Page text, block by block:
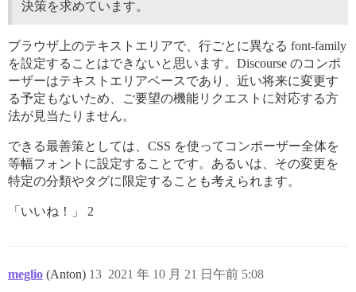
決策を求めています。
ブラウザ上のテキストエリアで、行ごとに異なる font-family
を設定することはできないと思います。Discourse のコンポ
ーザーはテキストエリアベースであり、近い将来に変更す
る予定もないため、ご要望の機能リクエストに対応する方
法が見当たりません。
できる最善策としては、CSS を使ってコンポーザー全体を
等幅フォントに設定することです。あるいは、その変更を
特定の分類やタグに限定することも考えられます。
「いいね！」 2
meglio (Anton) 2021 年 10 月 21 日午前 5:08
13